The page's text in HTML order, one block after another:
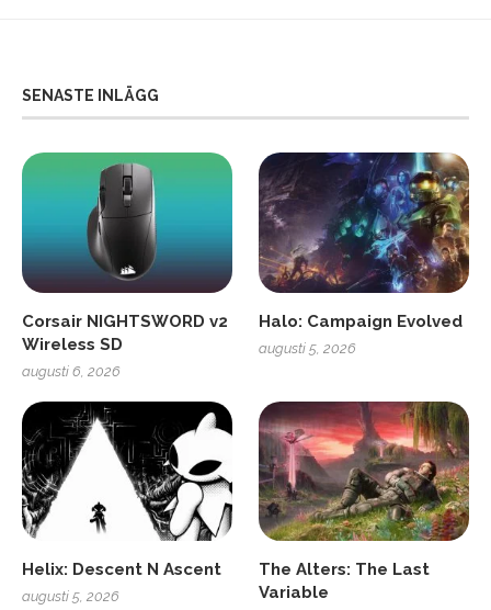
SENASTE INLÄGG
Corsair NIGHTSWORD v2
Wireless SD
augusti 6, 2026
Halo: Campaign Evolved
augusti 5, 2026
Helix: Descent N Ascent
augusti 5, 2026
The Alters: The Last
Variable